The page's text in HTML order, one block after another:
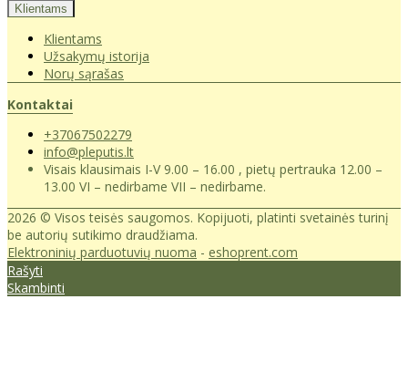
Klientams
Klientams
Užsakymų istorija
Norų sąrašas
Kontaktai
+37067502279
info@pleputis.lt
Visais klausimais I-V 9.00 – 16.00 , pietų pertrauka 12.00 –
13.00 VI – nedirbame VII – nedirbame.
2026 © Visos teisės saugomos. Kopijuoti, platinti svetainės turinį
be autorių sutikimo draudžiama.
Elektroninių parduotuvių nuoma - eshoprent.com
Rašyti
Skambinti